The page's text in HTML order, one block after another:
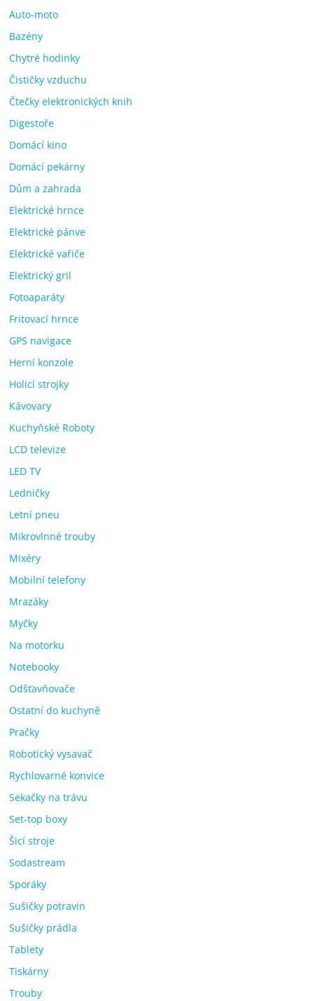
Auto-moto
Bazény
Chytré hodinky
Čističky vzduchu
Čtečky elektronických knih
Digestoře
Domácí kino
Domácí pekárny
Dům a zahrada
Elektrické hrnce
Elektrické pánve
Elektrické vařiče
Elektrický gril
Fotoaparáty
Fritovací hrnce
GPS navigace
Herní konzole
Holicí strojky
Kávovary
Kuchyňské Roboty
LCD televize
LED TV
Ledničky
Letní pneu
Mikrovlnné trouby
Mixéry
Mobilní telefony
Mrazáky
Myčky
Na motorku
Notebooky
Odšťavňovače
Ostatní do kuchyně
Pračky
Robotický vysavač
Rychlovarné konvice
Sekačky na trávu
Set-top boxy
Šicí stroje
Sodastream
Sporáky
Sušičky potravin
Sušičky prádla
Tablety
Tiskárny
Trouby